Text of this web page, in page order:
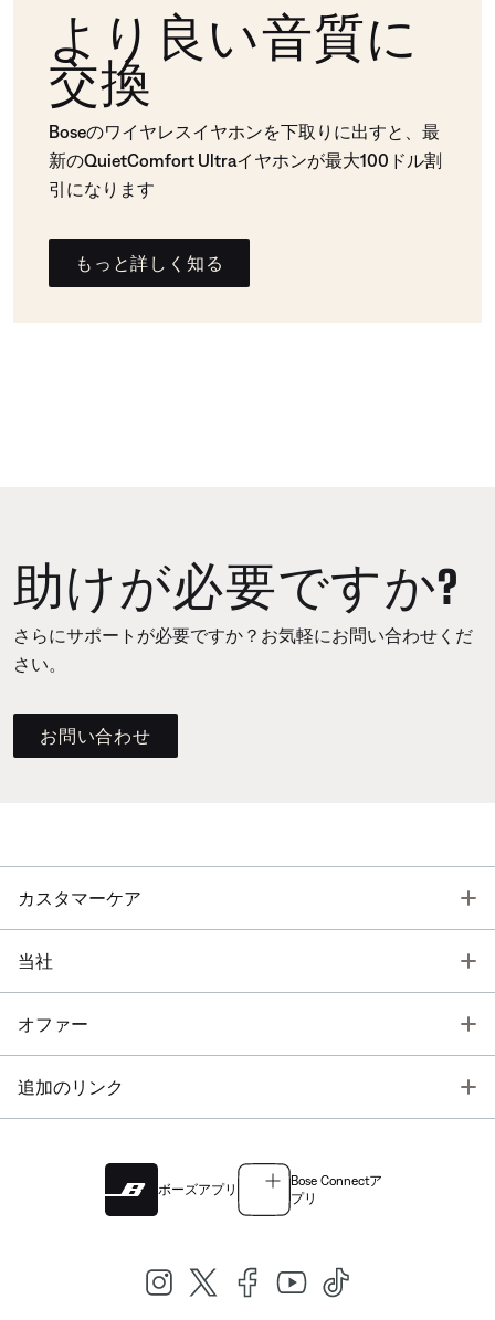
より良い音質に
交換
Boseのワイヤレスイヤホンを下取りに出すと、最
新のQuietComfort Ultraイヤホンが最大100ドル割
引になります
もっと詳しく知る
助けが必要ですか?
さらにサポートが必要ですか？お気軽にお問い合わせくだ
さい。
お問い合わせ
カスタマーケア
当社
オファー
追加のリンク
ボーズアプリ
Bose Connectア
プリ